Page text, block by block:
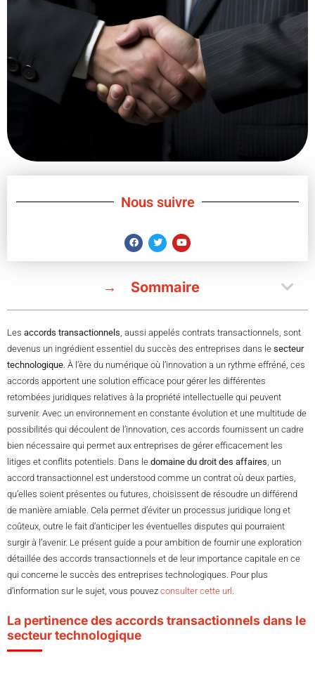
Nous suivre
Sommaire
Les accords transactionnels , aussi appelés contrats transactionnels, sont
devenus un ingrédient essentiel du succès des entreprises dans le secteur
technologique . À l’ère du numérique où l’innovation a un rythme effréné, ces
accords apportent une solution efficace pour gérer les différentes
retombées juridiques relatives à la propriété intellectuelle qui peuvent
survenir. Avec un environnement en constante évolution et une multitude de
possibilités qui découlent de l’innovation, ces accords fournissent un cadre
bien nécessaire qui permet aux entreprises de gérer efficacement les
litiges et conflits potentiels. Dans le domaine du droit des affaires , un
accord transactionnel est understood comme un contrat où deux parties,
qu’elles soient présentes ou futures, choisissent de résoudre un différend
de manière amiable. Cela permet d’éviter un processus juridique long et
coûteux, outre le fait d’anticiper les éventuelles disputes qui pourraient
surgir à l’avenir. Le présent guide a pour ambition de fournir une exploration
détaillée des accords transactionnels et de leur importance capitale en ce
qui concerne le succès des entreprises technologiques. Pour plus
d’information sur le sujet, vous pouvez consulter cette url
La pertinence des accords transactionnels dans le
secteur technologique